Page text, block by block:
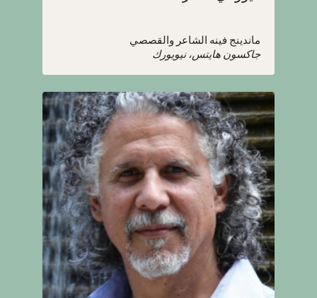
ماندينج فينه الشاعر والقصصي
جاكسون هايتس، نيويورك